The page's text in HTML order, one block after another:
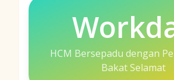
HCM Bersepadu dengan
Bakat Selamat